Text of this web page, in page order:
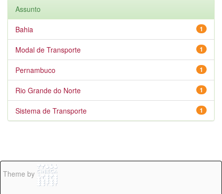
Assunto
1
Bahia
1
Modal de Transporte
1
Pernambuco
1
Rio Grande do Norte
1
Sistema de Transporte
Theme by